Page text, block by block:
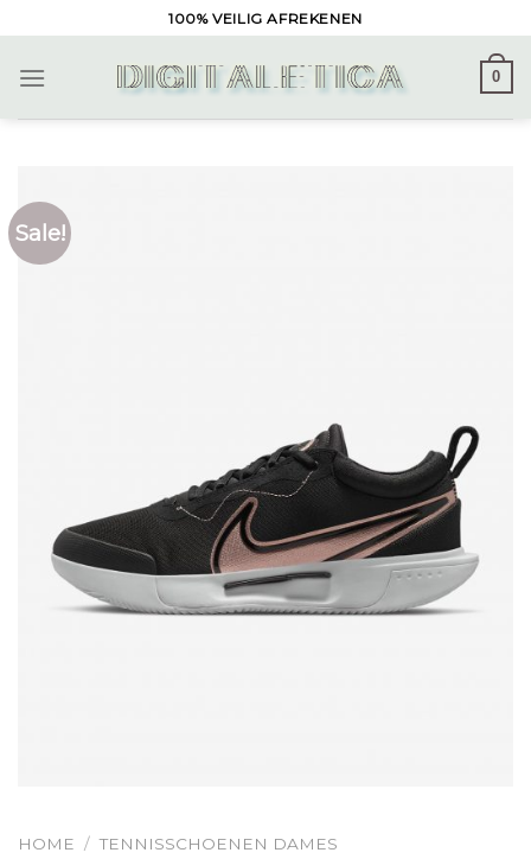
to
content
100% VEILIG AFREKENEN
0
Sale!
HOME / TENNISSCHOENEN DAMES